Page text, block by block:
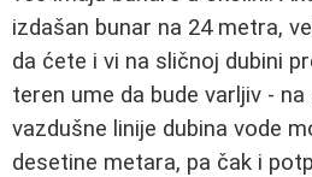
izdašan bunar na 24 metra,
da ćete i vi na sličnoj dubini
teren ume da bude varljiv -
vazdušne linije dubina vode
desetine metara, pa čak i